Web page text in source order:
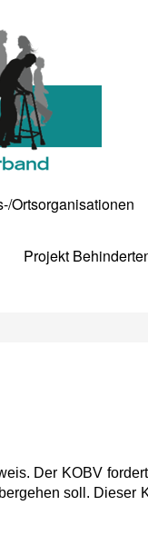
Ortsorganisationen
Projekt
Der KOBV
soll. Dieser